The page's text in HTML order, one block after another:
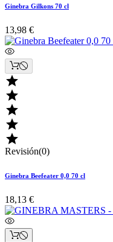
Ginebra Gilkons 70 cl
13,98 €





Revisión(0)
Ginebra Beefeater 0,0 70 cl
18,13 €